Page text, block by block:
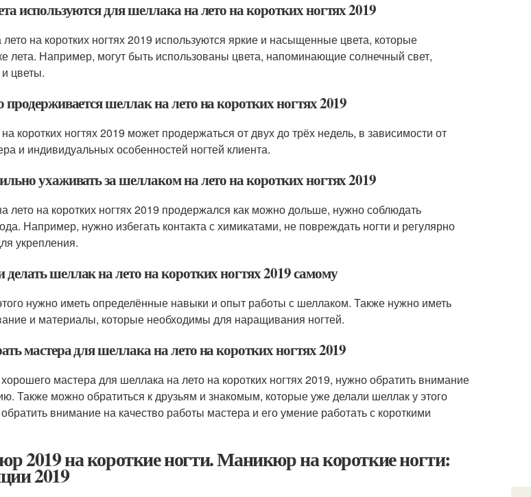
используются для шеллака на лето на коротких ногтях 2019
на коротких ногтях 2019 используются яркие и насыщенные цвета, которые
лета. Например, могут быть использованы цвета, напоминающие солнечный свет,
цветы.
шеллак на лето на коротких ногтях 2019
коротких ногтях 2019 может продержаться от двух до трёх недель, в зависимости от
и индивидуальных особенностей ногтей клиента.
ухаживать за шеллаком на лето на коротких ногтях 2019
лето на коротких ногтях 2019 продержался как можно дольше, нужно соблюдать
Например, нужно избегать контакта с химикатами, не повреждать ногти и регулярно
укрепления.
шеллак на лето на коротких ногтях 2019 самому
нужно иметь определённые навыки и опыт работы с шеллаком. Также нужно иметь
и материалы, которые необходимы для наращивания ногтей.
мастера для шеллака на лето на коротких ногтях 2019
мастера для шеллака на лето на коротких ногтях 2019, нужно обратить внимание
Также можно обратиться к друзьям и знакомым, которые уже делали шеллак у этого
внимание на качество работы мастера и его умение работать с короткими
2019 на короткие ногти. Маникюр на короткие ногти:
2019